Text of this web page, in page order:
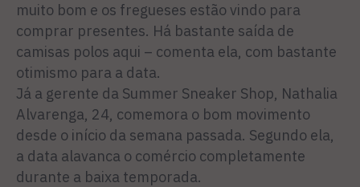
muito bom e os fregueses estão vindo para
comprar presentes. Há bastante saída de
camisas polos aqui – comenta ela, com bastante
otimismo para a data.
Já a gerente da Summer Sneaker Shop, Nathalia
Alvarenga, 24, comemora o bom movimento
desde o início da semana passada. Segundo ela,
a data alavanca o comércio completamente
durante a baixa temporada.